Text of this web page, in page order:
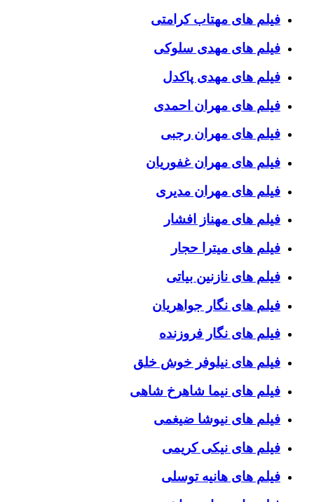
فیلم های مهتاب کرامتی
فیلم های مهدی سلوکی
فیلم های مهدی پاکدل
فیلم های مهران احمدی
فیلم های مهران رجبی
فیلم های مهران غفوریان
فیلم های مهران مدیری
فیلم های مهناز افشار
فیلم های میترا حجار
فیلم های نازنین بیاتی
فیلم های نگار جواهریان
فیلم های نگار فروزنده
فیلم های نیلوفر خوش خلق
فیلم های نیما شاهرخ شاهی
فیلم های نیوشا ضیغمی
فیلم های نیکی کریمی
فیلم های هانیه توسلی